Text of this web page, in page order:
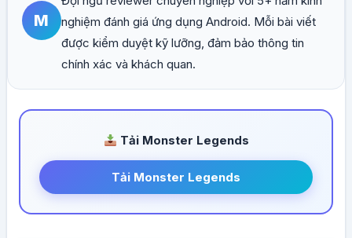
M
nghiệm đánh giá ứng dụng Android. Mỗi bài viết
được kiểm duyệt kỹ lưỡng, đảm bảo thông tin
chính xác và khách quan.
Tải Monster Legends
Tải Monster Legends